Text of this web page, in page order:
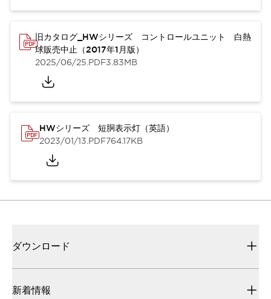
旧カタログ_HWシリーズ コントロールユニット 白熱
球販売中止（2017年1月版）
2025/06/25.PDF3.83MB
HWシリーズ 短胴表示灯（英語）
2023/01/13.PDF764.17KB
ダウンロード
新着情報